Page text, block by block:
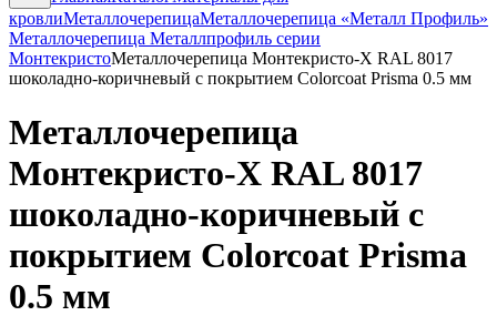
кровлиМеталлочерепицаМеталлочерепица «Металл Профиль»
Металлочерепица Металлпрофиль серии
МонтекристоМеталлочерепица Монтекристо-X RAL 8017
шоколадно-коричневый с покрытием Colorcoat Prisma 0.5 мм
Металлочерепица
Монтекристо-X RAL 8017
шоколадно-коричневый с
покрытием Colorcoat Prisma
0.5 мм